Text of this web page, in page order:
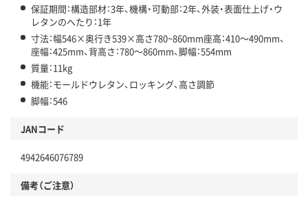
保証期間：構造部材：3年、機構・可動部：2年、外装・表面仕上げ・ウ
レタンのへたり：1年
寸法：幅546×奥行き539×高さ780~860mm座高：410～490mm、
座幅：425mm、背高さ：780～860mm、脚幅：554mm
質量：11kg
機能：モールドウレタン、ロッキング、高さ調節
脚幅：546
JANコード
4942646076789
備考（ご注意）